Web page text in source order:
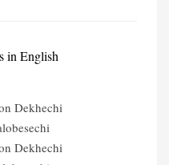
in English
Dekhechi
Dekhechi